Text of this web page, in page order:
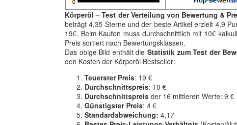
Körperöl – Test der Verteilung von Bewertung &
beträgt 4,35 Sterne und der beste Artikel erzielt 4,9
19€. Beim Kaufen muss durchschnittlich mit 10€
Preis sortiert nach Bewertungsklassen.
Das obige Bild enthält die Statistik zum Test der
den Kosten der Körperöl Bestseller:
Teuerster Preis: 19 €
Durchschnittspreis: 10 €
Durchschnittspreis der 16 mittleren Werte: 9 €
Günstigster Preis: 4 €
Standardabweichung: 4,17